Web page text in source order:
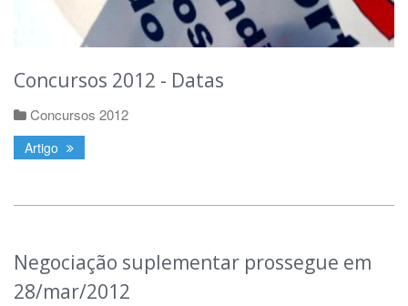
Concursos 2012 - Datas
Concursos 2012
Artigo
Negociação suplementar prossegue em
28/mar/2012